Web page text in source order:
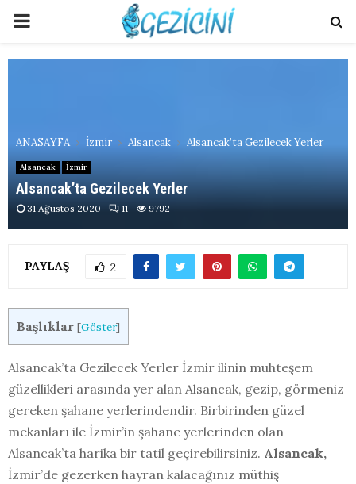
PRIMARY
MENU
ANASAYFA İzmir Alsancak Alsancak’ta Gezilecek Yerler
Alsancak İzmir
Alsancak’ta Gezilecek Yerler
31 Ağustos 2020 11 9792
PAYLAŞ 2
Başlıklar [Göster]
Alsancak’ta Gezilecek Yerler İzmir ilinin muhteşem
güzellikleri arasında yer alan Alsancak, gezip, görmeniz
gereken şahane yerlerindendir. Birbirinden güzel
mekanları ile İzmir’in şahane yerlerinden olan
Alsancak’ta harika bir tatil geçirebilirsiniz. Alsancak,
İzmir’de gezerken hayran kalacağınız müthiş